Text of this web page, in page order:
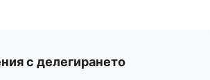
с делегирането